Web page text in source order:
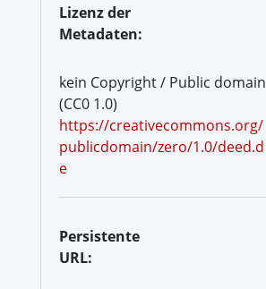
Lizenz der
Metadaten:
kein Copyright / Public domain
(CC0 1.0)
https://creativecommons.org/
publicdomain/zero/1.0/deed.d
e
Persistente
URL: